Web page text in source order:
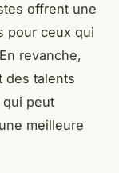
offrent une
pour ceux qui
revanche,
des talents
peut
meilleure